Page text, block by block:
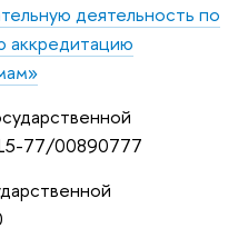
деятельность по
аккредитацию
77/00890777